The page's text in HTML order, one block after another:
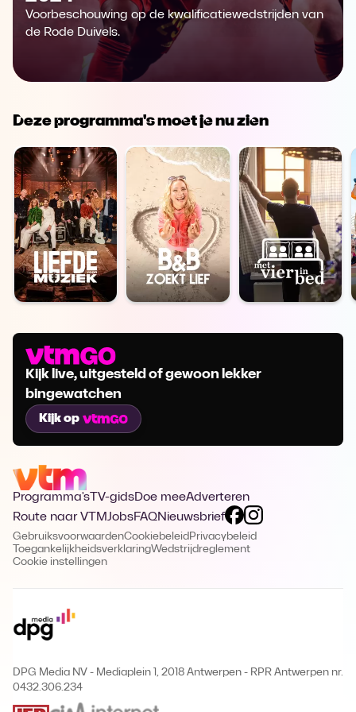
Voorbeschouwing op de kwalificatiewedstrijden van
de Rode Duivels.
Deze programma's moet je nu zien
Kijk live, uitgesteld of gewoon lekker
bingewatchen
Kijk op
Programma'sTV-gidsDoe meeAdverteren
Route naar VTMJobsFAQNieuwsbrief
GebruiksvoorwaardenCookiebeleid Privacybeleid
ToegankelijkheidsverklaringWedstrijdreglement
Cookie instellingen
DPG Media NV - Mediaplein 1, 2018 Antwerpen - RPR Antwerpen nr.
0432.306.234